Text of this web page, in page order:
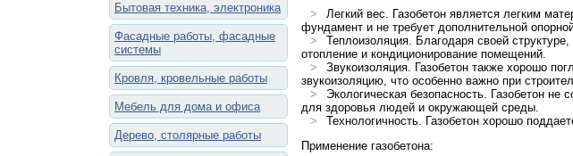
Бытовая техника, электроника
Фасадные работы, фасадные
системы
Кровля, кровельные работы
Мебель для дома и офиса
Дерево, столярные работы
Легкий вес. Газобетон является легким
фундамент и не требует дополнительной
Теплоизоляция. Благодаря своей
отопление и кондиционирование помещений.
Звукоизоляция. Газобетон также хорошо
звукоизоляцию, что особенно важно при
Экологическая безопасность. Газобетон
для здоровья людей и окружающей среды.
Технологичность. Газобетон хорошо
Применение газобетона: